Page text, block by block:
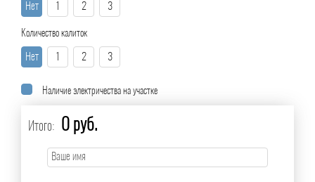
Нет 2 3
Количество калиток
Нет 2 3
Наличие электричества на участке
Итого: 0 руб.